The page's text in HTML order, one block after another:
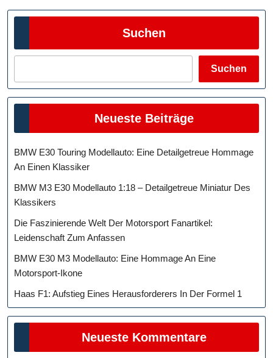
Suchen
Suchen
Neueste Beiträge
BMW E30 Touring Modellauto: Eine Detailgetreue Hommage
An Einen Klassiker
BMW M3 E30 Modellauto 1:18 – Detailgetreue Miniatur Des
Klassikers
Die Faszinierende Welt Der Motorsport Fanartikel:
Leidenschaft Zum Anfassen
BMW E30 M3 Modellauto: Eine Hommage An Eine
Motorsport-Ikone
Haas F1: Aufstieg Eines Herausforderers In Der Formel 1
Neueste Kommentare